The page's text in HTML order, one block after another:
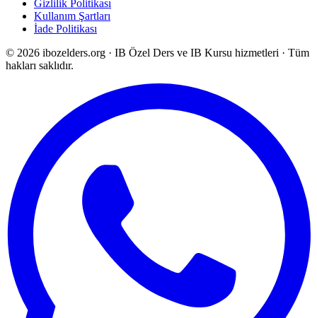
Gizlilik Politikası
Kullanım Şartları
İade Politikası
© 2026 ibozelders.org · IB Özel Ders ve IB Kursu hizmetleri · Tüm
hakları saklıdır.